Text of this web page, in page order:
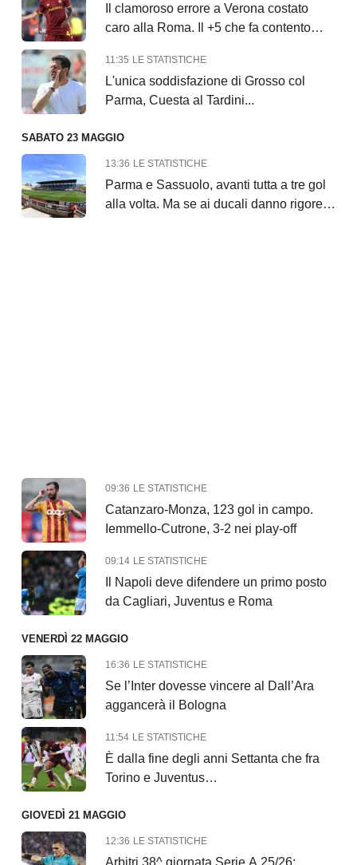
Il clamoroso errore a Verona costato
caro alla Roma. Il +5 che fa contento
11:35 LE STATISTICHE
L'unica soddisfazione di Grosso col
Parma, Cuesta al Tardini...
SABATO 23 MAGGIO
13:36 LE STATISTICHE
Parma e Sassuolo, avanti tutta a tre gol
alla volta. Ma se ai ducali danno rigore
09:36 LE STATISTICHE
Catanzaro-Monza, 123 gol in campo.
Iemmello-Cutrone, 3-2 nei play-off
09:14 LE STATISTICHE
Il Napoli deve difendere un primo posto
da Cagliari, Juventus e Roma
VENERDÌ 22 MAGGIO
16:36 LE STATISTICHE
Se l’Inter dovesse vincere al Dall’Ara
aggancerà il Bologna
11:54 LE STATISTICHE
È dalla fine degli anni Settanta che fra
Torino e Juventus…
GIOVEDÌ 21 MAGGIO
12:36 LE STATISTICHE